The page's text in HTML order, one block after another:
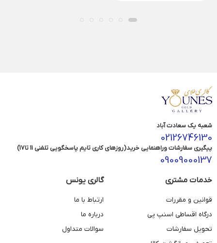
شعبه یک سعادت آباد
02126746130
پیگیری سفارشات وراهنمایی خرید(روزهای کاری تایم پاسخگویی تلفنی 11 تا17)
09009000137
خدمات مشتری
قوانین و مقررات
درگاه اقساطی اسنپ پی
تحویل سفارشات
گالری یونس
ارتباط با ما
درباره ما
سوالات متداول